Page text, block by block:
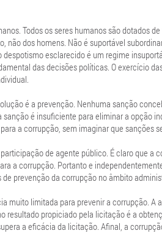
Todos os seres humanos são dotados
não dos homens. Não é suportável
esclarecido é um regime
das decisões políticas. O exercício
é a prevenção. Nenhuma sanção
é insuficiente para eliminar a opção
a corrupção, sem imaginar que sanções
de agente público. É claro que a
a corrupção. Portanto e
prevenção da corrupção no âmbito
muito limitada para prevenir a corrupção.
resultado propiciado pela licitação é a
a eficácia da licitação. Afinal, a